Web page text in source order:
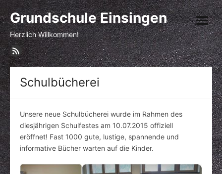
Skip
to
content
Grundschule Einsingen
Herzlich Willkommen!
open
menu
Schulbücherei
Unsere neue Schulbücherei wurde im Rahmen des
diesjährigen Schulfestes am 10.07.2015 offiziell
eröffnet! Fast 1000 gute, lustige, spannende und
informative Bücher warten auf die Kinder.